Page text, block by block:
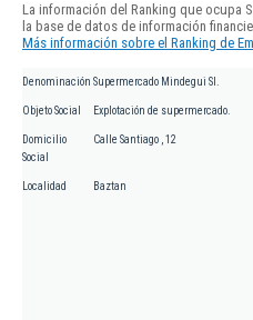
La información del Ranking que ocupa
la base de datos de información
Más información sobre el Ranking de
Denominación Supermercado Mindegui Sl.
Objeto Social Explotación de supermercado.
Domicilio
Social
Calle Santiago , 12
Localidad Baztan